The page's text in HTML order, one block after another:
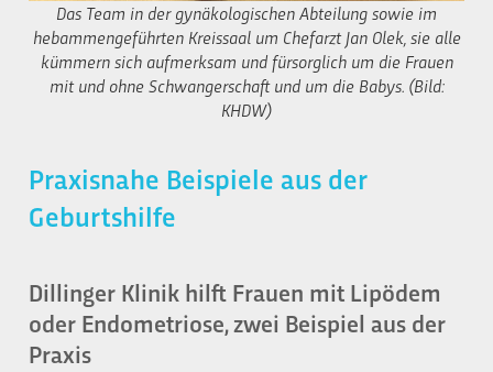
Das Team in der gynäkologischen Abteilung sowie im
hebammengeführten Kreissaal um Chefarzt Jan Olek, sie alle
kümmern sich aufmerksam und fürsorglich um die Frauen
mit und ohne Schwangerschaft und um die Babys. (Bild:
KHDW)
Praxisnahe Beispiele aus der
Geburtshilfe
Dillinger Klinik hilft Frauen mit Lipödem
oder Endometriose, zwei Beispiel aus der
Praxis